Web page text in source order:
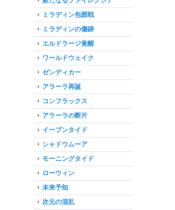
ミラディン包囲戦
ミラディンの傷跡
エルドラージ覚醒
ワールドウェイク
ゼンディカー
アラーラ再誕
コンフラックス
アラーラの断片
イーブンタイド
シャドウムーア
モーニングタイド
ローウィン
未来予知
次元の混乱